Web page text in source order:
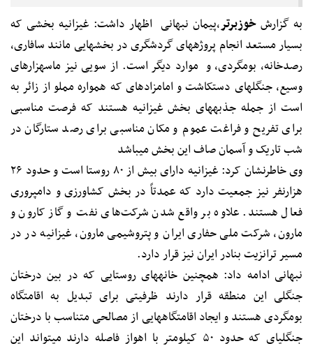
به گزارشخوزبرتر،پیمان نبهانی اظهار داشت: غیزانیه بخشی که
بسیار مستعد انجام پروژه‎های گردشگری در بخش‎هایی مانند سافاری،
رصدخانه، بوم‎گردی، و موارد دیگر است. از سویی نیز ماسه‎زارهای
وسیع، جنگل‎های دست‎کاشت و امامزاده‎ای که همواره مملو از زائر به
است از جمله جذبه‎های بخش غیزانیه هستند که فرصت مناسبی
برای تفریح و فراغت عموم و مکان مناسبی برای رصد ستارگان در
شب تاریک و آسمان صاف این بخش می‎باشد
وی خاطرنشان کرد: غیزانیه دارای بیش از ۸۰ روستا است و حدود ۲۶
هزارنفر نیز جمعیت دارد که عمدتاً در بخش کشاورزی و دامپروری
فعال هستند. علاوه بر واقع شدن شرکت‌های نفت و گاز کارون و
مارون، شرکت ملی حفاری ایران و پتروشیمی مارون، غیزانیه در در
مسیر ترانزیت بنادر ایران نیز قرار دارد.
نبهانی ادامه داد: همچنین خانه‎های روستایی که در بین درختان
جنگلی این منطقه قرار دارند ظرفیتی برای تبدیل به اقامتگاه
بومگردی هستند و ایجاد اقامت‎گاه‎هایی از مصالحی متناسب با درختان
جنگلی‎ای که حدود ۵۰ کیلومتر با اهواز فاصله دارند می‎تواند این